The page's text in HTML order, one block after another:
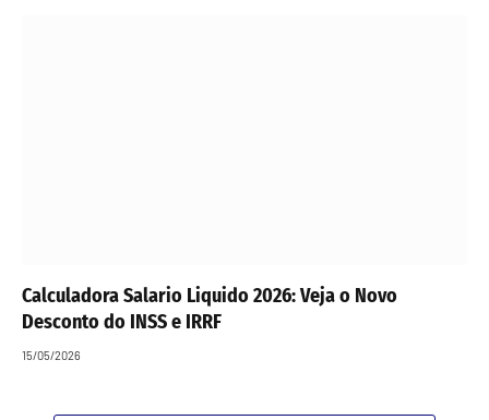
Calculadora Salario Liquido 2026: Veja o Novo
Desconto do INSS e IRRF
15/05/2026